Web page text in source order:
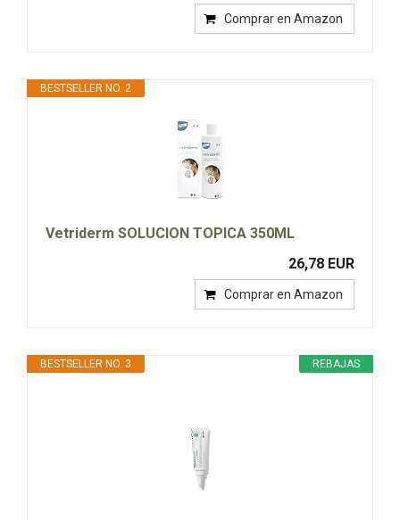
Comprar en Amazon
BESTSELLER NO. 2
Vetriderm SOLUCION TOPICA 350ML
26,78 EUR
Comprar en Amazon
REBAJAS
BESTSELLER NO. 3